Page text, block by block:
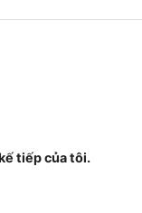
tiếp của tôi.